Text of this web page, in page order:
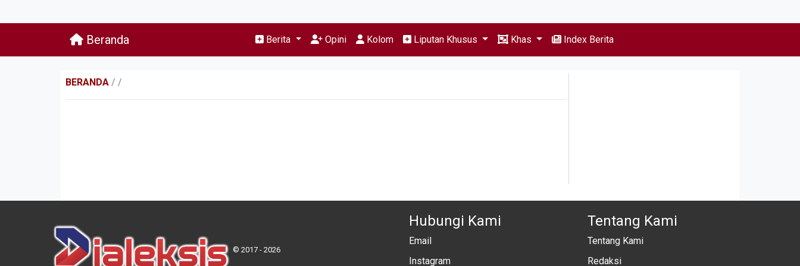
Beranda Berita Opini Kolom Liputan Khusus Khas Index Berita
BERANDA / /
© 2017 - 2026
Hubungi Kami
Email
Instagram
Tentang Kami
Tentang Kami
Redaksi